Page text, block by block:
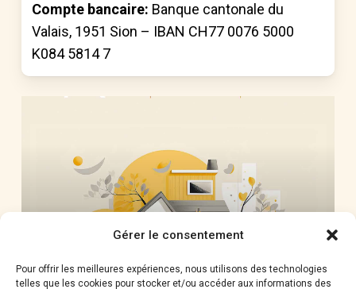
Gérer le consentement
Pour offrir les meilleures expériences, nous utilisons des technologies
telles que les cookies pour stocker et/ou accéder aux informations des
Compte bancaire: Banque cantonale du
Valais, 1951 Sion – IBAN CH77 0076 5000
K084 5814 7